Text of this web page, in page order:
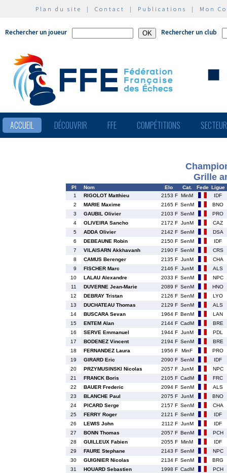
Plan du site | Contact | Publications | Mon
Rechercher un joueur Rechercher un club
ACCUEIL DÉCOUVRIR FFE COMPÉTITIONS
Grille
Pl Nom Elo Cat. Fede Ligue
1
RIGOLOT Matthieu 2153 F MinM
IDF
2
MARIE Maxime 2165 F SenM
BNO
3
GAUBIL Olivier 2103 F SenM
PRO
4
OLIVEIRA Sancho 2172 F JunM
CAZ
5
ADDA Olivier 2142 F SenM
DSA
6
DEBEAUNE Robin 2150 F SenM
IDF
7
VILAISARN Akkhavanh 2190 F SenM
CRS
8
CAMUS Berenger 2135 F JunM
CHA
9
FISCHER Marc 2146 F JunM
ALS
10
LALAU Alexandre 2033 F SenM
NPC
11
DUVERNE Jean-Marie 2089 F SenM
HNO
12
DEBRAY Tristan 2126 F SenM
LYO
13
DUCHATEAU Thomas 2129 F SenM
ALS
14
BUSCARA Sevan 1964 F BenM
LAN
15
ENTEM Alan 2144 F CadM
BRE
16
SERVE Emmanuel 1944 F JunM
PDL
17
BODENEZ Vincent 2194 F SenM
BRE
18
FERNANDEZ Laura 1956 F MinF
PRO
19
GIRARD Eric 2090 F SenM
IDF
20
PRZYMUSINSKI Nicolas 2057 F JunM
NPC
21
FRANCK Boris 2105 F CadM
FRC
22
BAUER Frederic 2094 F SenM
ALS
23
BLANCHE Paul 2075 F JunM
BNO
24
PICARD Serge 2157 F SenM
CHA
25
FERRY Roger 2121 F SenM
IDF
26
LEWIS John 2112 F JunM
IDF
27
BONN Thomas 2057 F BenM
PCH
28
GUILLEUX Fabien 2055 F MinM
IDF
29
FAURE Stephane 2143 F SenM
NPC
30
GUIGNIER Nicolas 2134 F SenM
BRG
31
HOUARD Sebastien 1998 F CadM
PCH